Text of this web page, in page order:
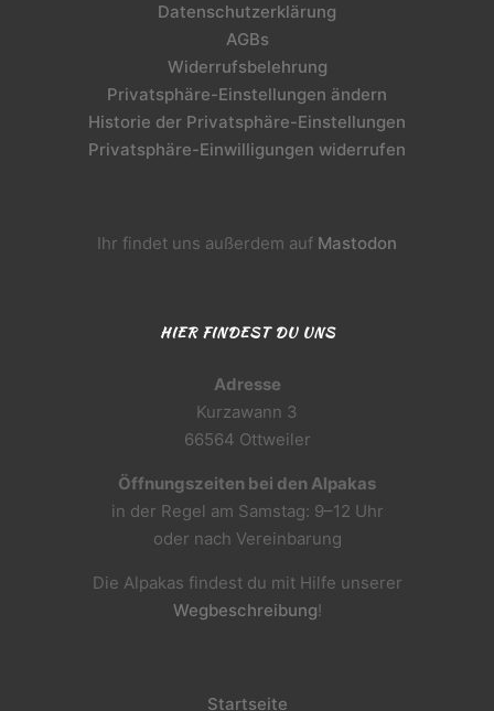
Datenschutzerklärung
AGBs
Widerrufsbelehrung
Privatsphäre-Einstellungen ändern
Historie der Privatsphäre-Einstellungen
Privatsphäre-Einwilligungen widerrufen
Ihr findet uns außerdem auf Mastodon
HIER FINDEST DU UNS
Adresse
Kurzawann 3
66564 Ottweiler
Öffnungszeiten bei den Alpakas
in der Regel am Samstag: 9–12 Uhr
oder nach Vereinbarung
Die Alpakas findest du mit Hilfe unserer
Wegbeschreibung!
Startseite